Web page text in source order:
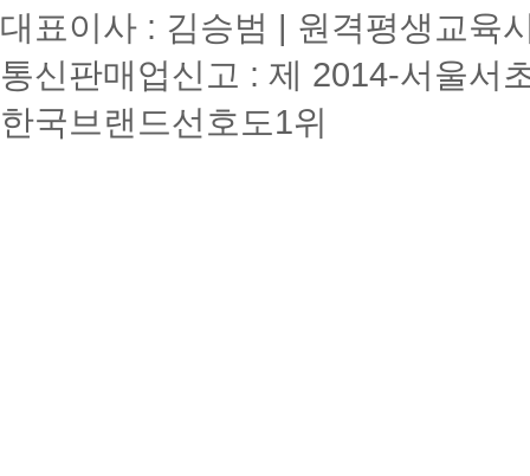
대표이사 : 김승범 | 원격평생교육
통신판매업신고 : 제 2014-서울서
한국브랜드선호도1위